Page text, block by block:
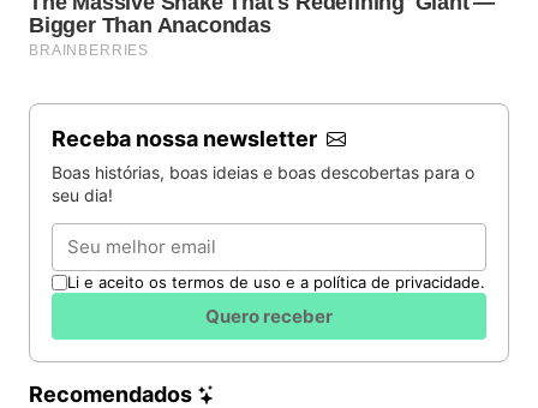
Receba nossa newsletter
Boas histórias, boas ideias e boas descobertas para o
seu dia!
Email
Li e aceito os termos de uso e a política de privacidade.
Quero receber
Recomendados